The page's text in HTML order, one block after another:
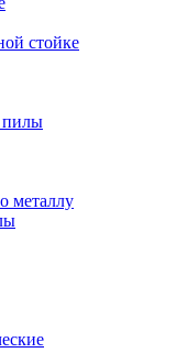
стойке
пилы
металлу